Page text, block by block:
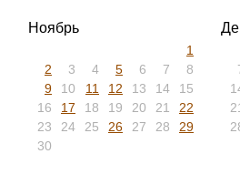
Ноябрь
1
2
3 4 5 6 7
8
9
10 11 12 13 14
15
16
17 18 19 20 21
22
23
24 25 26 27 28
29
30